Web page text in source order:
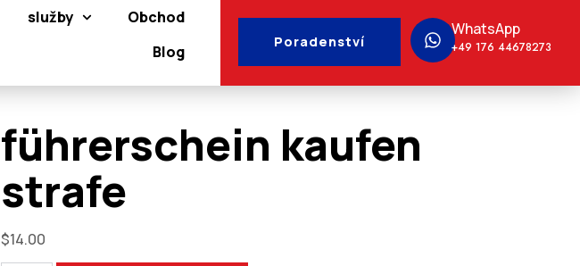
služby
Obchod
Blog
Poradenství
WhatsApp
+49 176 44678273
führerschein kaufen
strafe​
$14.00